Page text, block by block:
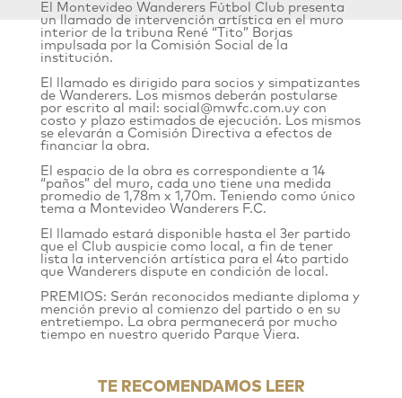
El Montevideo Wanderers Fútbol Club presenta
un llamado de intervención artística en el muro
interior de la tribuna René “Tito” Borjas
impulsada por la Comisión Social de la
institución.
El llamado es dirigido para socios y simpatizantes
de Wanderers. Los mismos deberán postularse
por escrito al mail: social@mwfc.com.uy con
costo y plazo estimados de ejecución. Los mismos
se elevarán a Comisión Directiva a efectos de
financiar la obra.
El espacio de la obra es correspondiente a 14
“paños” del muro, cada uno tiene una medida
promedio de 1,78m x 1,70m. Teniendo como único
tema a Montevideo Wanderers F.C.
El llamado estará disponible hasta el 3er partido
que el Club auspicie como local, a fin de tener
lista la intervención artística para el 4to partido
que Wanderers dispute en condición de local.
PREMIOS: Serán reconocidos mediante diploma y
mención previo al comienzo del partido o en su
entretiempo. La obra permanecerá por mucho
tiempo en nuestro querido Parque Viera.
TE RECOMENDAMOS LEER